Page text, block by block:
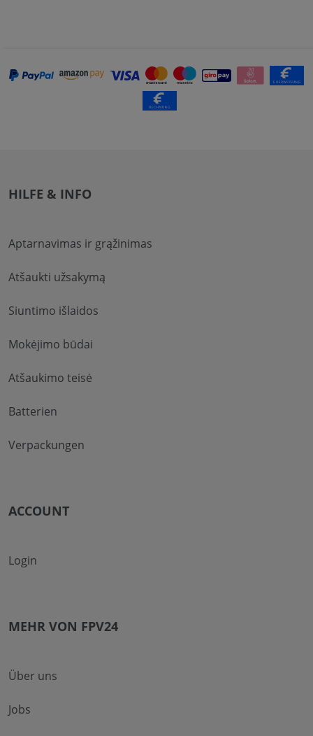
HILFE & INFO
Aptarnavimas ir grąžinimas
Atšaukti užsakymą
Siuntimo išlaidos
Mokėjimo būdai
Atšaukimo teisė
Batterien
Verpackungen
ACCOUNT
Login
MEHR VON FPV24
Über uns
Jobs